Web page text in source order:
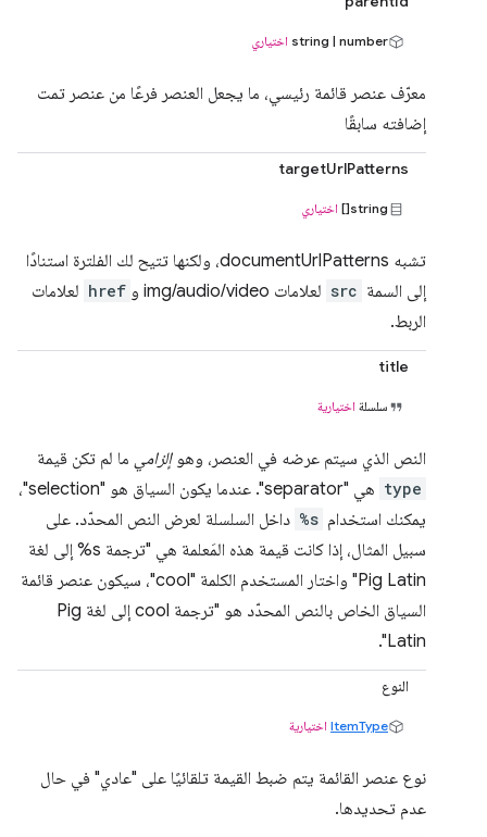
string | number اختياري
معرّف عنصر قائمة رئيسي، ما يجعل العنصر فرعًا من عنصر تمت
إضافته سابقًا
targetUrlPatterns
string[] اختياري
تشبه documentUrlPatterns، ولكنها تتيح لك الفلترة استنادًا
إلى السمة src لعلامات img/audio/video و href لعلامات
الربط.
title
سلسلة اختيارية
النص الذي سيتم عرضه في العنصر، وهوإلزامي ما لم تكن قيمة
type
هي "separator". عندما يكون السياق هو "selection"،
يمكنك استخدام %s داخل السلسلة لعرض النص المحدّد. على
سبيل المثال، إذا كانت قيمة هذه المَعلمة هي "ترجمة ‎%s إلى لغة
Pig Latin" واختار المستخدم الكلمة "cool"، سيكون عنصر قائمة
السياق الخاص بالنص المحدّد هو "ترجمة ‎cool إلى لغة Pig
Latin".
النوع
ItemType اختيارية
نوع عنصر القائمة يتم ضبط القيمة تلقائيًا على "عادي" في حال
عدم تحديدها.